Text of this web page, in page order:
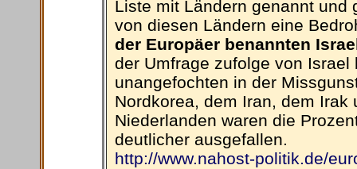
Liste mit Ländern genannt und
von diesen Ländern eine
der Europäer benannten
der Umfrage zufolge von
unangefochten in der
Nordkorea, dem Iran, dem
Niederlanden waren die
deutlicher ausgefallen.
http://www.nahost-politik.de/